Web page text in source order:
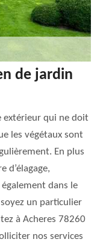
de jardin
extérieur qui ne doit
les végétaux sont
En plus
d’élagage,
également dans le
un particulier
à Acheres 78260
nos services